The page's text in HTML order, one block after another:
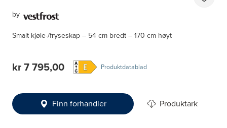
by
Smalt kjøle-/fryseskap – 54 cm bredt – 170 cm høyt
kr 7 795,00 Produktdatablad
Finn forhandler Produktark